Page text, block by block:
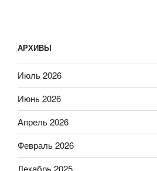
АРХИВЫ
Июль 2026
Июнь 2026
Апрель 2026
Февраль 2026
Декабрь 2025